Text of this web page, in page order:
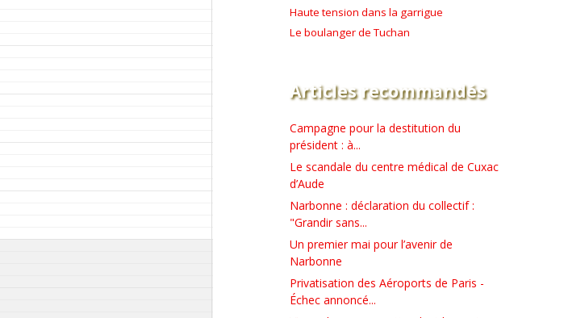
Haute tension dans la garrigue
Le boulanger de Tuchan
Articles recommandés
Campagne pour la destitution du
président : à...
Le scandale du centre médical de Cuxac
d’Aude
Narbonne : déclaration du collectif :
"Grandir sans...
Un premier mai pour l’avenir de
Narbonne
Privatisation des Aéroports de Paris -
Échec annoncé...